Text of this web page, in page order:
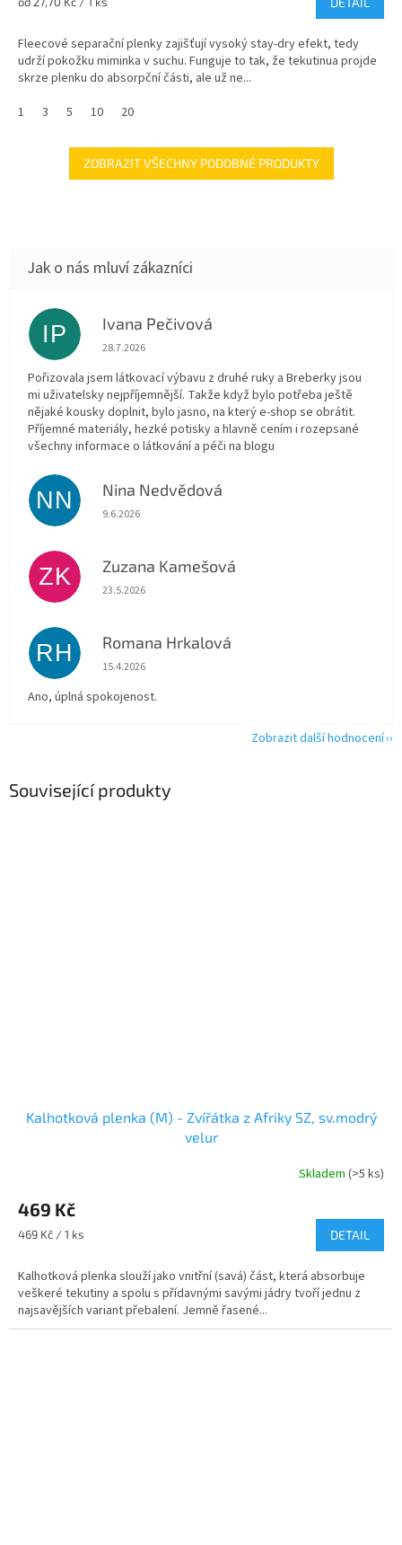
Související produkty
Kalhotková plenka (M) - Zvířátka z Afriky SZ, sv.modrý
velur
Skladem (>5 ks)
469 Kč
Měrná
469 Kč / 1 ks DETAIL
Kalhotková plenka slouží jako vnitřní (savá) část, která absorbuje
veškeré tekutiny a spolu s přídavnými savými jádry tvoří jednu z
najsavějších variant přebalení. Jemně řasené...
Fleecové separační plenky zajišťují vysoký stay-dry efekt, tedy
udrží pokožku miminka v suchu. Funguje to tak, že tekutinua projde
skrze plenku do absorpční části, ale už ne...
1
3 5 10 20
ZOBRAZIT VŠECHNY PODOBNÉ PRODUKTY
IP Ivana Pečivová
Hodnocení obchodu je 5 z 5 hvězdiček.
28.7.2026
Pořizovala jsem látkovací výbavu z druhé ruky a Breberky jsou
mi uživatelsky nejpříjemnější. Takže když bylo potřeba ještě
nějaké kousky doplnit, bylo jasno, na který e-shop se obrátit.
Příjemné materiály, hezké potisky a hlavně cením i rozepsané
všechny informace o látkování a péči na blogu
NN Nina Nedvědová
Hodnocení obchodu je 5 z 5 hvězdiček.
9.6.2026
ZK Zuzana Kamešová
Hodnocení obchodu je 5 z 5 hvězdiček.
23.5.2026
RH Romana Hrkalová
Hodnocení obchodu je 5 z 5 hvězdiček.
15.4.2026
Ano, úplná spokojenost.
Zobrazit další hodnocení